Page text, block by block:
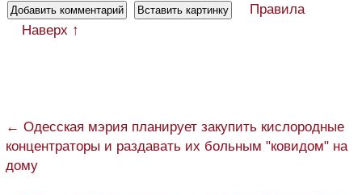
Правила
Наверх ↑
← Одесская мэрия планирует закупить кислородные
концентраторы и раздавать их больным "ковидом" на
дому